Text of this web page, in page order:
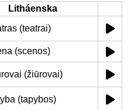
Litháenska
(teatrai)
(scenos)
(žiūrovai)
(tapybos)